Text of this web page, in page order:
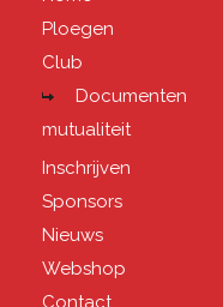
Ploegen
Club
Documenten
mutualiteit
Inschrijven
Sponsors
Nieuws
Webshop
Contact